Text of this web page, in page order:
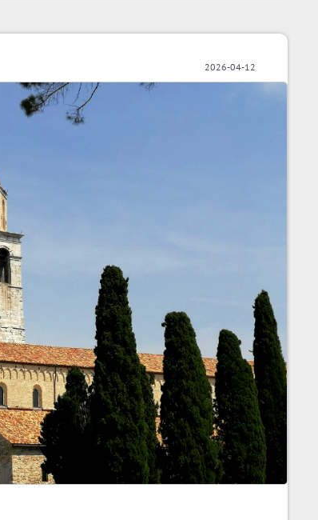
2026-04-12